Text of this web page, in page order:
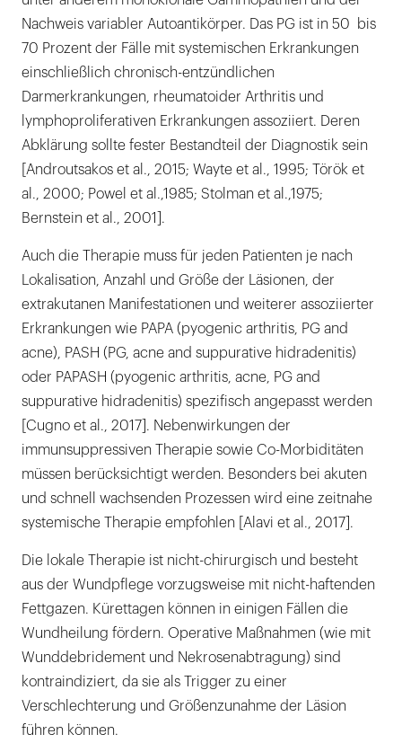
Nachweis variabler Autoantikörper. Das PG ist in 50 bis
70 Prozent der Fälle mit systemischen Erkrankungen
einschließlich chronisch-entzündlichen
Darmerkrankungen, rheumatoider Arthritis und
lymphoproliferativen Erkrankungen assoziiert. Deren
Abklärung sollte fester Bestandteil der Diagnostik sein
[Androutsakos et al., 2015; Wayte et al., 1995; Török et
al., 2000; Powel et al.,1985; Stolman et al.,1975;
Bernstein et al., 2001].
Auch die Therapie muss für jeden Patienten je nach
Lokalisation, Anzahl und Größe der Läsionen, der
extrakutanen Manifestationen und weiterer assoziierter
Erkrankungen wie PAPA (pyogenic arthritis, PG and
acne), PASH (PG, acne and suppurative hidradenitis)
oder PAPASH (pyogenic arthritis, acne, PG and
suppurative hidradenitis) spezifisch angepasst werden
[Cugno et al., 2017]. Nebenwirkungen der
immunsuppressiven Therapie sowie Co-Morbiditäten
müssen berücksichtigt werden. Besonders bei akuten
und schnell wachsenden Prozessen wird eine zeitnahe
systemische Therapie empfohlen [Alavi et al., 2017].
Die lokale Therapie ist nicht-chirurgisch und besteht
aus der Wundpflege vorzugsweise mit nicht-haftenden
Fettgazen. Kürettagen können in einigen Fällen die
Wundheilung fördern. Operative Maßnahmen (wie mit
Wunddebridement und Nekrosenabtragung) sind
kontraindiziert, da sie als Trigger zu einer
Verschlechterung und Größenzunahme der Läsion
führen können.